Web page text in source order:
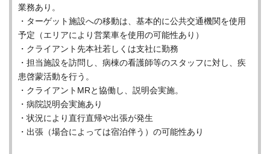
業務あり。
・ターゲット施設への移動は、基本的に公共交通機関を使用
予定（エリアにより営業車を使用の可能性あり）
・クライアント先本社若しくは支社に勤務
・担当施設を訪問し、病棟の看護師等のスタッフに対し、疾
患啓蒙活動を行う。
・クライアントMRと協働し、説明会実施。
・病院説明会実施あり
・状況により直行直帰や出張が発生
・出張（場合によっては宿泊伴う）の可能性あり